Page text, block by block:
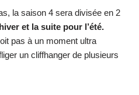
la saison 4 sera divisée en 2
et la suite pour l’été.
pas à un moment ultra
un cliffhanger de plusieurs